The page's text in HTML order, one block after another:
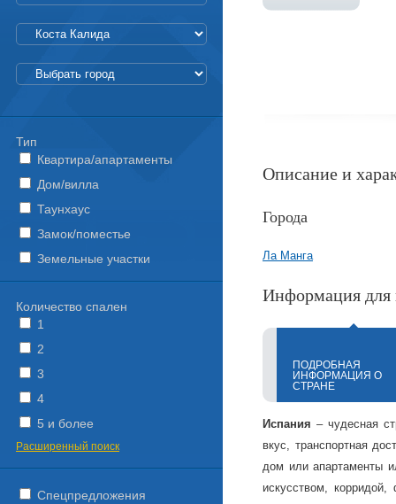
Описание и
Города
Ла Манга
Информация для
ПОДРОБНАЯ
ИНФОРМАЦИЯ О
СТРАНЕ
Испания – чудесная
вкус, транспортная
дом или апартаменты
искусством,
Тип
Квартира/апартаменты
Дом/вилла
Таунхаус
Замок/поместье
Земельные участки
Количество спален
1
2
3
4
5 и более
Расширенный поиск
Спецпредложения